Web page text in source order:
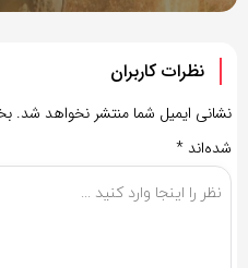
نظرات کاربران
نشانی ایمیل شما منتشر نخواهد شد.
شده‌اند *